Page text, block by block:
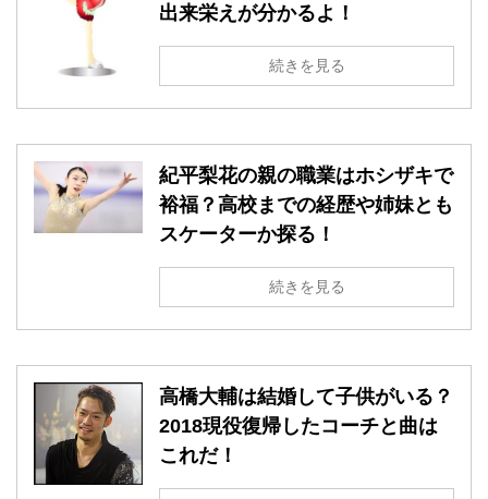
出来栄えが分かるよ！
続きを見る
紀平梨花の親の職業はホシザキで
裕福？高校までの経歴や姉妹とも
スケーターか探る！
続きを見る
高橋大輔は結婚して子供がいる？
2018現役復帰したコーチと曲は
これだ！